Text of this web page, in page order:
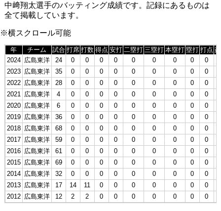
中﨑翔太選手のバッティング成績です。記録にあるものは
全て掲載しています。
※横スクロール可能
年 チーム 試合 打席 打数 得点 安打 二塁打 三塁打 本塁打 塁打 打点
2024 広島東洋 24 0 0 0 0 0 0 0 0 0
2023 広島東洋 35 0 0 0 0 0 0 0 0 0
2022 広島東洋 28 0 0 0 0 0 0 0 0 0
2021 広島東洋 4 0 0 0 0 0 0 0 0 0
2020 広島東洋 6 0 0 0 0 0 0 0 0 0
2019 広島東洋 36 0 0 0 0 0 0 0 0 0
2018 広島東洋 68 0 0 0 0 0 0 0 0 0
2017 広島東洋 59 0 0 0 0 0 0 0 0 0
2016 広島東洋 61 0 0 0 0 0 0 0 0 0
2015 広島東洋 69 0 0 0 0 0 0 0 0 0
2014 広島東洋 32 0 0 0 0 0 0 0 0 0
2013 広島東洋 17 14 11 0 0 0 0 0 0 0
2012 広島東洋 12 2 2 0 0 0 0 0 0 0